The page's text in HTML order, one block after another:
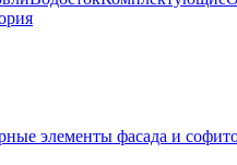
элементы фасада и